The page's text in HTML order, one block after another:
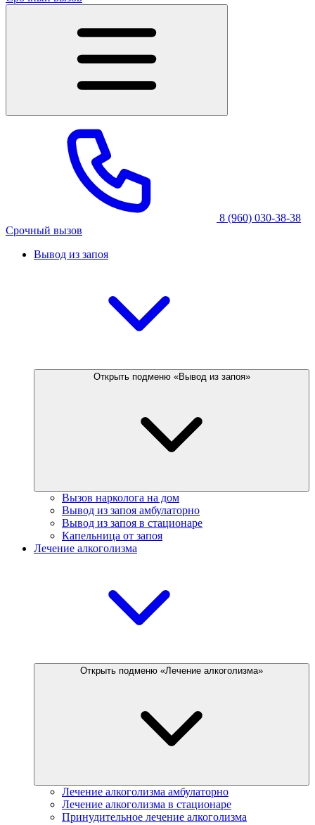
8 (960) 030-38-38
Срочный вызов
Вывод из запоя
Открыть подменю «Вывод из запоя»
Вызов нарколога на дом
Вывод из запоя амбулаторно
Вывод из запоя в стационаре
Капельница от запоя
Лечение алкоголизма
Открыть подменю «Лечение алкоголизма»
Лечение алкоголизма амбулаторно
Лечение алкоголизма в стационаре
Принудительное лечение алкоголизма